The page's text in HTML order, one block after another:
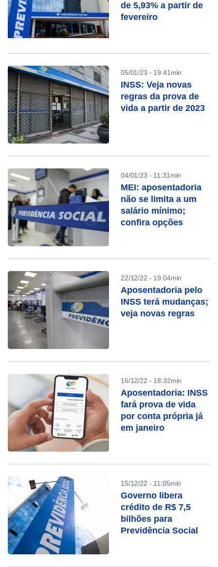
de 5,93% a partir de
fevereiro
05/01/23 - 19:41min
INSS: Veja novas
regras da prova de
vida a partir de 2023
04/01/23 - 11:31min
MEI: aposentadoria
não se limita a um
salário mínimo;
confira opções
22/12/22 - 19:04min
Aposentadoria pelo
INSS terá mudanças;
veja novas regras
16/12/22 - 18:32min
Aposentadoria: INSS
fará prova de vida
por conta própria já
em janeiro
15/12/22 - 11:05min
Governo libera
crédito de R$ 7,5
bilhões para
Previdência Social